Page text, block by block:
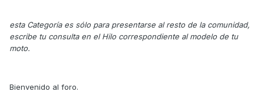
esta Categoría es sólo para presentarse al resto de la comunidad,
escribe tu consulta en el Hilo correspondiente al modelo de tu
moto.
Bienvenido al foro.